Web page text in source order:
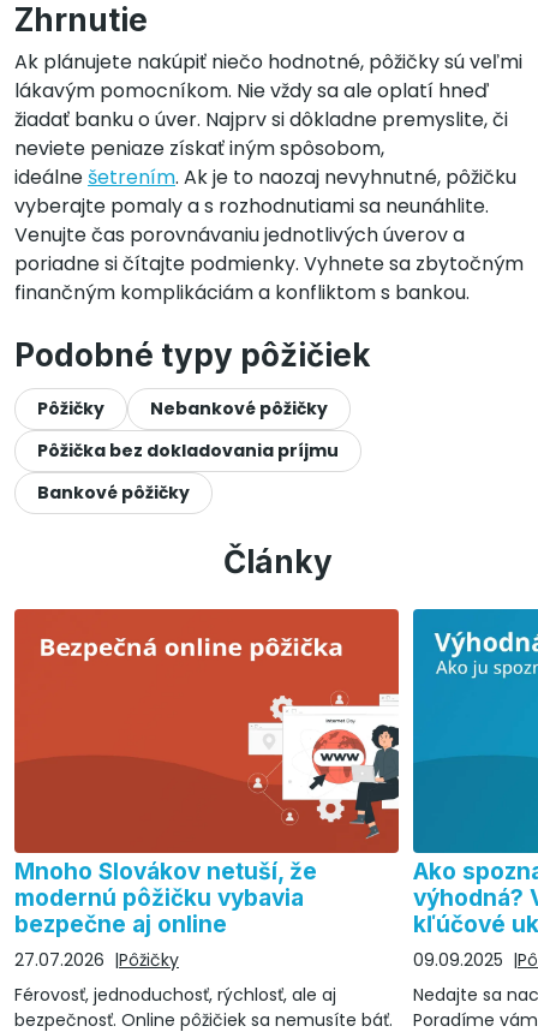
Zhrnutie
Ak plánujete nakúpiť niečo hodnotné, pôžičky sú veľmi
lákavým pomocníkom. Nie vždy sa ale oplatí hneď
žiadať banku o úver. Najprv si dôkladne premyslite, či
neviete peniaze získať iným spôsobom,
ideálnešetrením. Ak je to naozaj nevyhnutné, pôžičku
vyberajte pomaly a s rozhodnutiami sa neunáhlite.
Venujte čas porovnávaniu jednotlivých úverov a
poriadne si čítajte podmienky. Vyhnete sa zbytočným
finančným komplikáciám a konfliktom s bankou.
Podobné typy pôžičiek
Pôžičky
Nebankové pôžičky
Pôžička bez dokladovania príjmu
Bankové pôžičky
Články
Mnoho Slovákov netuší, že
modernú pôžičku vybavia
bezpečne aj online
27.07.2026
Pôžičky
Férovosť, jednoduchosť, rýchlosť, ale aj
bezpečnosť. Online pôžičiek sa nemusíte báť.
Ako
výhodná?
kľúčové
09.09.2025
Nedajte sa
Poradíme